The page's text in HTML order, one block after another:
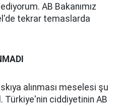
AB Bakanımız
tekrar temaslarda
alınması meselesi şu
Türkiye'nin ciddiyetinin AB